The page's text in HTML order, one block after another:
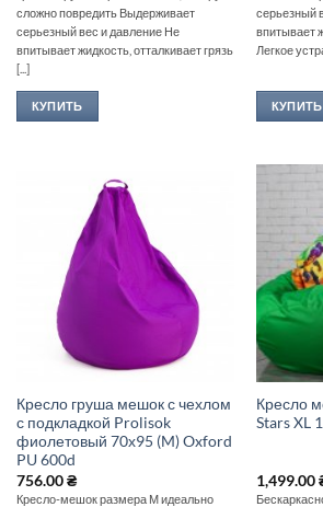
сложно повредить Выдерживает
серьезный вес и давление Не
впитывает жидкость, отталкивает грязь
[...]
КУПИТЬ
серьезный
впитывает
Легкое
КУПИТЬ
Кресло груша мешок с чехлом
с подкладкой Prolisok
фиолетовый 70х95 (M) Oxford
PU 600d
756.00₴
Кресло-мешок размера М идеально
Кресло
Stars XL
1,499.00